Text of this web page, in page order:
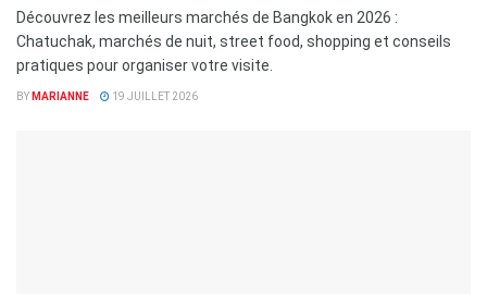
Découvrez les meilleurs marchés de Bangkok en 2026 :
Chatuchak, marchés de nuit, street food, shopping et conseils
pratiques pour organiser votre visite.
BY MARIANNE 19 JUILLET 2026